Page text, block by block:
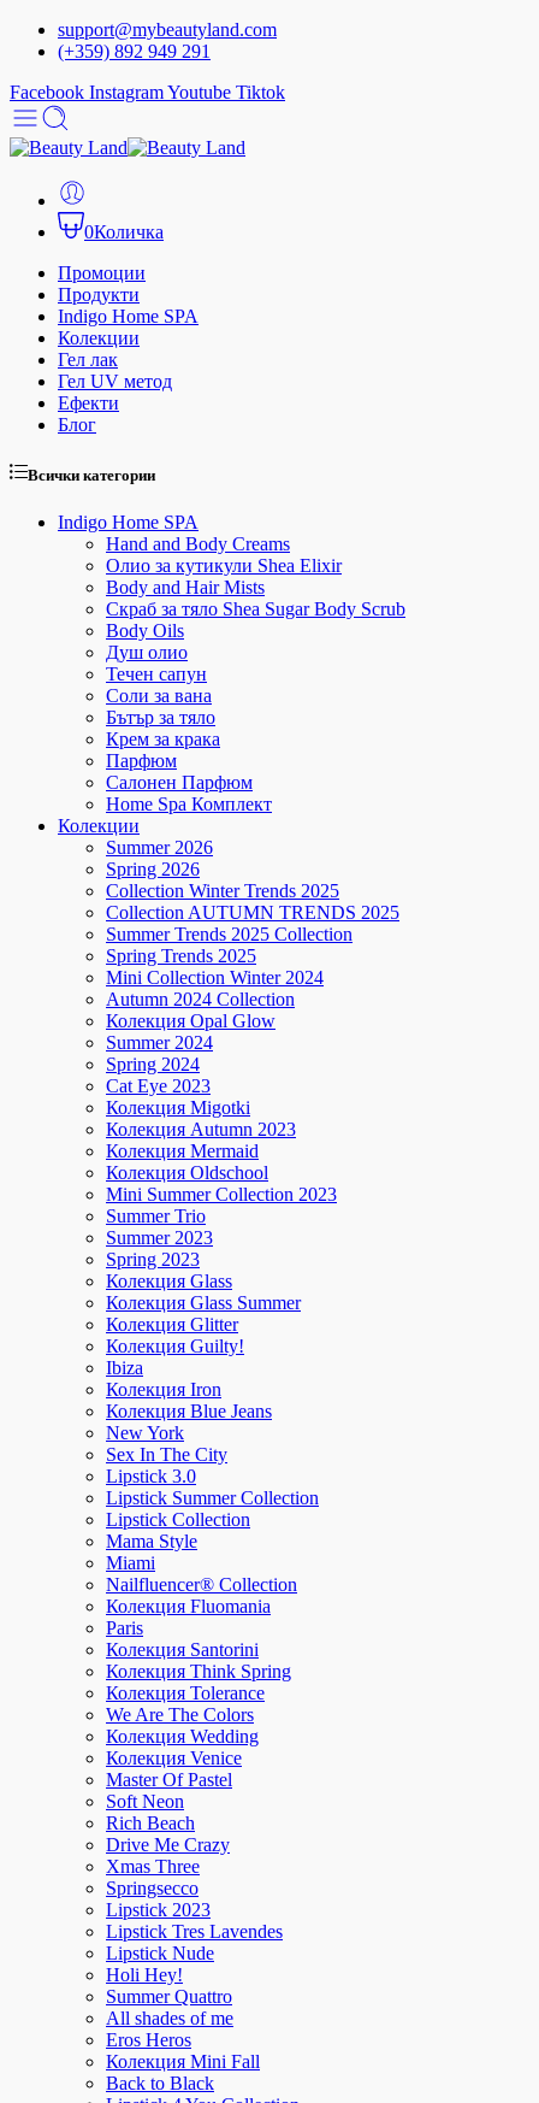
support@mybeautyland.com
(+359) 892 949 291
Facebook InstagramYoutube Tiktok
0Количка
Промоции
Продукти
Indigo Home SPA
Колекции
Гел лак
Гел UV метод
Ефекти
Блог
Всички категории
Indigo Home SPA
Hand and Body Creams
Олио за кутикули Shea Elixir
Body and Hair Mists
Скраб за тяло Shea Sugar Body Scrub
Body Oils
Душ олио
Течен сапун
Соли за вана
Бътър за тяло
Крем за крака
Парфюм
Салонен Парфюм
Home Spa Комплект
Колекции
Summer 2026
Spring 2026
Collection Winter Trends 2025
Collection AUTUMN TRENDS 2025
Summer Trends 2025 Collection
Spring Trends 2025
Mini Collection Winter 2024
Autumn 2024 Collection
Колекция Opal Glow
Summer 2024
Spring 2024
Cat Eye 2023
Колекция Migotki
Колекция Autumn 2023
Колекция Mermaid
Колекция Oldschool
Mini Summer Collection 2023
Summer Trio
Summer 2023
Spring 2023
Колекция Glass
Колекция Glass Summer
Колекция Glitter
Колекция Guilty!
Ibiza
Колекция Iron
Колекция Blue Jeans
New York
Sex In The City
Lipstick 3.0
Lipstick Summer Collection
Lipstick Collection
Mama Style
Miami
Nailfluencer® Collection
Колекция Fluomania
Paris
Колекция Santorini
Колекция Think Spring
Колекция Tolerance
We Are The Colors
Колекция Wedding
Колекция Venice
Master Of Pastel
Soft Neon
Rich Beach
Drive Me Crazy
Xmas Three
Springsecco
Lipstick 2023
Lipstick Tres Lavendes
Lipstick Nude
Holi Hey!
Summer Quattro
All shades of me
Eros Heros
Колекция Mini Fall
Back to Black